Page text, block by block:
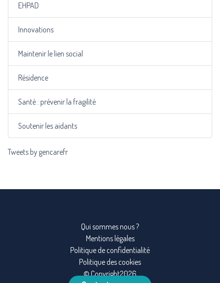
EHPAD
Innovations
Maintenir le lien social
Résidence
Santé : prévenir la fragilité
Soutenir les aidants
Tweets by gencarefr
Qui sommes nous ?
Mentions légales
Politique de confidentialité
Politique des cookies
© Copyright2026